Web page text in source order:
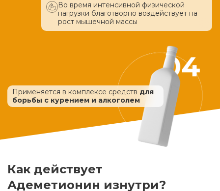
Во время интенсивной физической
нагрузки благотворно воздействует на
рост мышечной массы
Применяется в комплексе средств для
борьбы с курением и алкоголем
Как действует
Адеметионин изнутри?